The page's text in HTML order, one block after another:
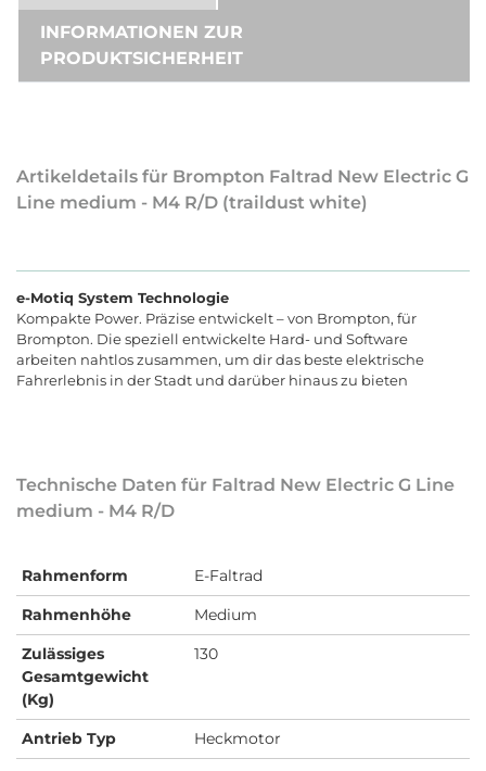
INFORMATIONEN ZUR
PRODUKTSICHERHEIT
Artikeldetails für Brompton Faltrad New Electric G
Line medium - M4 R/D (traildust white)
e-Motiq System Technologie
Kompakte Power. Präzise entwickelt – von Brompton, für
Brompton. Die speziell entwickelte Hard- und Software
arbeiten nahtlos zusammen, um dir das beste elektrische
Fahrerlebnis in der Stadt und darüber hinaus zu bieten
Technische Daten für Faltrad New Electric G Line
medium - M4 R/D
Rahmenform
E-Faltrad
Rahmenhöhe
Medium
Zulässiges
Gesamtgewicht
(Kg)
130
Antrieb Typ
Heckmotor